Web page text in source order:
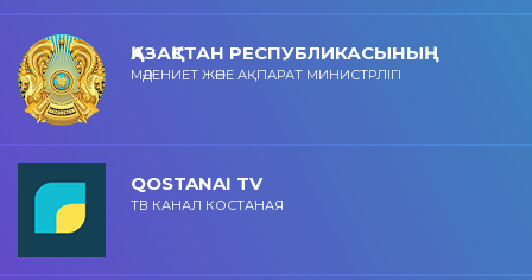
ҚАЗАҚСТАН РЕСПУБЛИКАСЫНЫҢ
МӘДЕНИЕТ ЖӘНЕ АҚПАРАТ МИНИСТРЛІГІ
QOSTANAI TV
ТВ КАНАЛ КОСТАНАЯ